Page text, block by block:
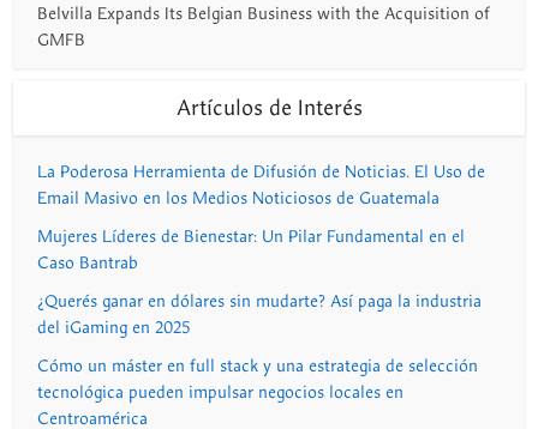
Belvilla Expands Its Belgian Business with the Acquisition of
GMFB
Artículos de Interés
La Poderosa Herramienta de Difusión de Noticias. El Uso de
Email Masivo en los Medios Noticiosos de Guatemala
Mujeres Líderes de Bienestar: Un Pilar Fundamental en el
Caso Bantrab
¿Querés ganar en dólares sin mudarte? Así paga la industria
del iGaming en 2025
Cómo un máster en full stack y una estrategia de selección
tecnológica pueden impulsar negocios locales en
Centroamérica